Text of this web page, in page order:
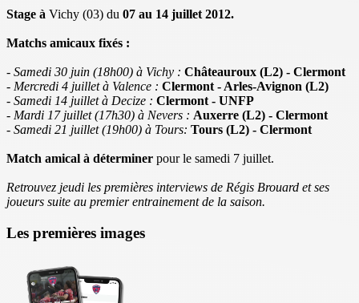
Stage à Vichy (03) du 07 au 14 juillet 2012.
Matchs amicaux fixés :
- Samedi 30 juin (18h00) à Vichy : Châteauroux (L2) - Clermont
- Mercredi 4 juillet à Valence : Clermont - Arles-Avignon (L2)
- Samedi 14 juillet à Decize : Clermont - UNFP
- Mardi 17 juillet (17h30) à Nevers : Auxerre (L2) - Clermont
- Samedi 21 juillet (19h00) à Tours: Tours (L2) - Clermont
Match amical à déterminer pour le samedi 7 juillet.
Retrouvez jeudi les premières interviews de Régis Brouard et ses
joueurs suite au premier entrainement de la saison.
Les premières images